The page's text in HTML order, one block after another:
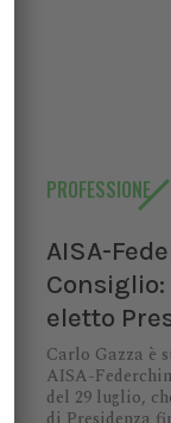
PROFESSIONE
AISA-
Consiglio:
eletto
Carlo Gazza è
AISA-
del 29 luglio,